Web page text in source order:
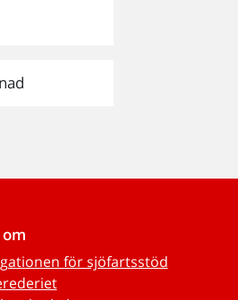
för sjöfartsstöd